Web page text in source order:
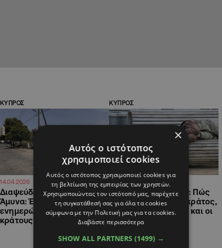
ΚΥΠΡΟΣ
14.04.2026
Διαψεύδει η Πολιτική
Άμυνα: Έφυγαν χωρίς να
ενημερώσουν, με έξοδα του
κράτους η φιλοξενία τους
ΚΥΠΡΟΣ
11.02.2026
Άστεγοι στην Κύπρο: Πώς
στηρίζονται από το κράτος,
τα ψυχικά νοσήματα και οι
εξαρτήσεις
×
Αυτός ο ιστότοπος
χρησιμοποιεί cookies
Αυτός ο ιστότοπος χρησιμοποιεί cookies για
τη βελτίωση της εμπειρίας των χρηστών.
Χρησιμοποιώντας τον ιστότοπό μας, παρέχετε
τη συγκατάθεσή σας για όλα τα cookies
σύμφωνα με την Πολιτική μας για τα cookies.
Διαβάστε περισσότερα
SHOW ALL PARTNERS (1499) →